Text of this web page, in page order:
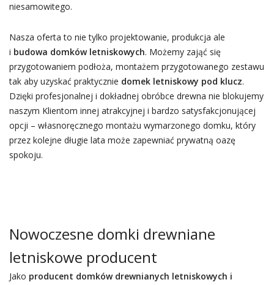
niesamowitego.
Nasza oferta to nie tylko projektowanie, produkcja ale
i budowa domków letniskowych. Możemy zająć się
przygotowaniem podłoża, montażem przygotowanego zestawu
tak aby uzyskać praktycznie domek letniskowy pod klucz.
Dzięki profesjonalnej i dokładnej obróbce drewna nie blokujemy
naszym Klientom innej atrakcyjnej i bardzo satysfakcjonującej
opcji – własnoręcznego montażu wymarzonego domku, który
przez kolejne długie lata może zapewniać prywatną oazę
spokoju.
Nowoczesne domki drewniane
letniskowe producent
Jako producent domków drewnianych letniskowych i